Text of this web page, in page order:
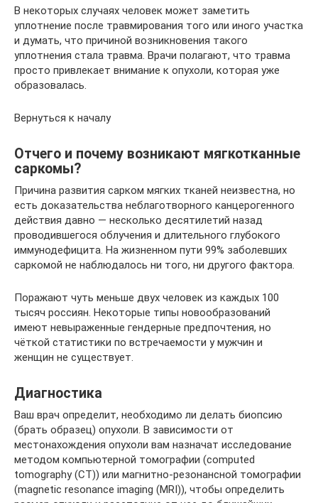
В некоторых случаях человек может заметить
уплотнение после травмирования того или иного участка
и думать, что причиной возникновения такого
уплотнения стала травма. Врачи полагают, что травма
просто привлекает внимание к опухоли, которая уже
образовалась.
Вернуться к началу
Отчего и почему возникают мягкотканные
саркомы?
Причина развития сарком мягких тканей неизвестна, но
есть доказательства неблаготворного канцерогенного
действия давно — несколько десятилетий назад
проводившегося облучения и длительного глубокого
иммунодефицита. На жизненном пути 99% заболевших
саркомой не наблюдалось ни того, ни другого фактора.
Поражают чуть меньше двух человек из каждых 100
тысяч россиян. Некоторые типы новообразований
имеют невыраженные гендерные предпочтения, но
чёткой статистики по встречаемости у мужчин и
женщин не существует.
Диагностика
Ваш врач определит, необходимо ли делать биопсию
(брать образец) опухоли. В зависимости от
местонахождения опухоли вам назначат исследование
методом компьютерной томографии (computed
tomography (CT)) или магнитно-резонансной томографии
(magnetic resonance imaging (MRI)), чтобы определить